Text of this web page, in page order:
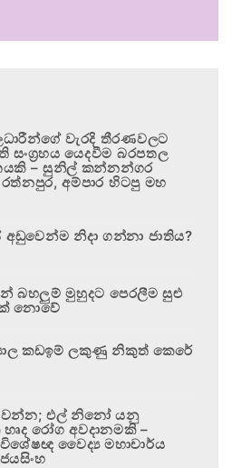
වැරදි තීරණවලට
යෙදවීම බරපතල
– සුනිල් කන්නන්ගර
අම්පාර හිටපු මහ
නිදා ගන්නා ජාතිය?
බහලුම් මුහුදට පෙරලීම සුළු
නොවේ
කඩඉම් ලකුණු නිකුත් කෙරේ
වන්න; එල් නිනෝ යනු
හෘද රෝග අවදානමකි –
විශේෂඥ වෛද්‍ය මහාචාර්ය